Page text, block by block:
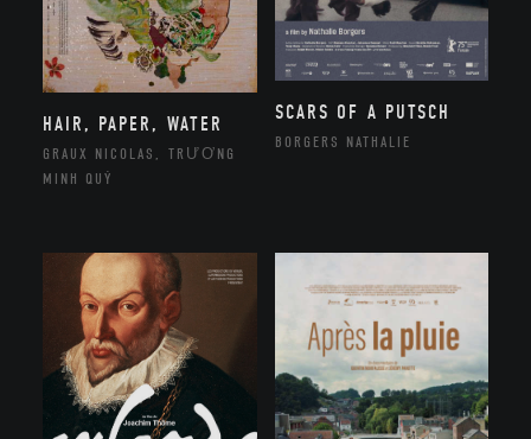
HAIR, PAPER, WATER
GRAUX NICOLAS, TRƯƠNG
MINH QUÝ
SCARS OF A PUTSCH
BORGERS NATHALIE